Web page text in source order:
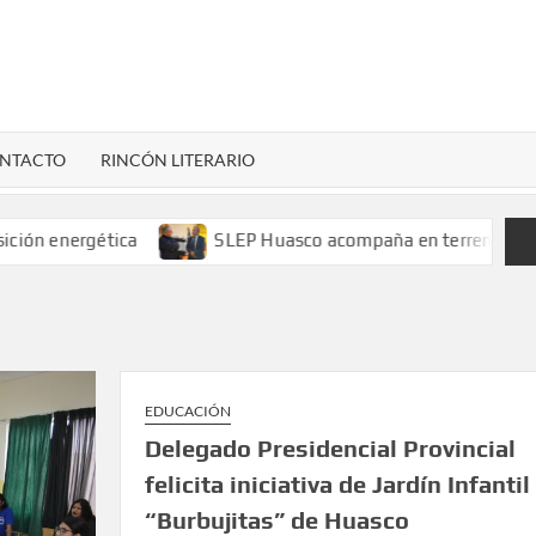
RINCÓN LITERARIO
SLEP Huasco acompaña en terreno el retorno
EDUCACIÓN
Delegado Presidencial Provincial
felicita iniciativa de Jardín Infantil
“Burbujitas” de Huasco